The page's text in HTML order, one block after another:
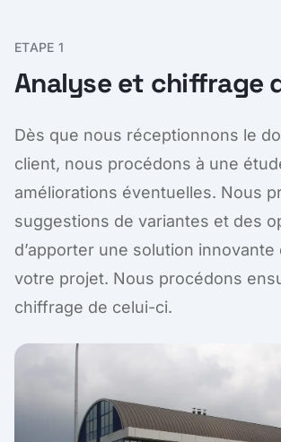
ETAPE 1
Analyse et chiffrage
Dès que nous réceptionnons le
client, nous procédons à une
améliorations éventuelles. Nous
suggestions de variantes et des
d’apporter une solution innovante
votre projet. Nous procédons
chiffrage de celui-ci.